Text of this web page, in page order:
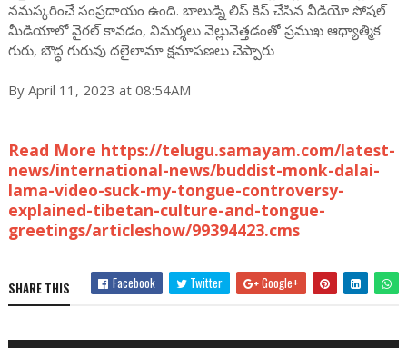
నమస్కరించే సంప్రదాయం ఉంది. బాలుడ్ని లిప్ కిస్ చేసిన వీడియో సోషల్
మీడియాలో వైరల్ కావడం, విమర్శలు వెల్లువెత్తడంతో ప్రముఖ ఆధ్యాత్మిక
గురు, బౌద్ధ గురువు దలైలామా క్షమాపణలు చెప్పారు
By April 11, 2023 at 08:54AM
Read More https://telugu.samayam.com/latest-
news/international-news/buddist-monk-dalai-
lama-video-suck-my-tongue-controversy-
explained-tibetan-culture-and-tongue-
greetings/articleshow/99394423.cms
SHARE THIS Facebook Twitter Google+